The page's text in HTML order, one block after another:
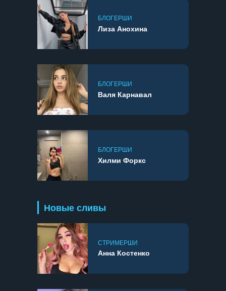
БЛОГЕРШИ
Лиза Анохина
БЛОГЕРШИ
Валя Карнавал
БЛОГЕРШИ
Хилми Форкс
Новые сливы
СТРИМЕРШИ
Анна Костенко